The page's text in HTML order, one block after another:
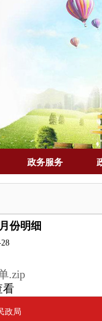
政务服务
份明细
.zip
看
政局